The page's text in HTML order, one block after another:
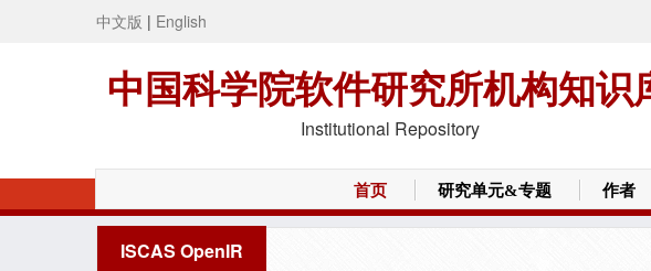
中文版 | English
中国科学院软件研究所机构知识
Institutional Repository
首页 研究单元&专题 作者
ISCAS OpenIR